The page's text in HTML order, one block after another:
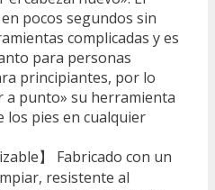
pocos segundos sin
complicadas y es
para personas
principiantes, por lo
a punto» su herramienta
los pies en cualquier
】 Fabricado con un
resistente al